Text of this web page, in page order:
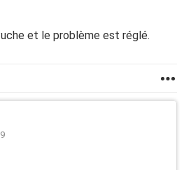
et le problème est réglé.